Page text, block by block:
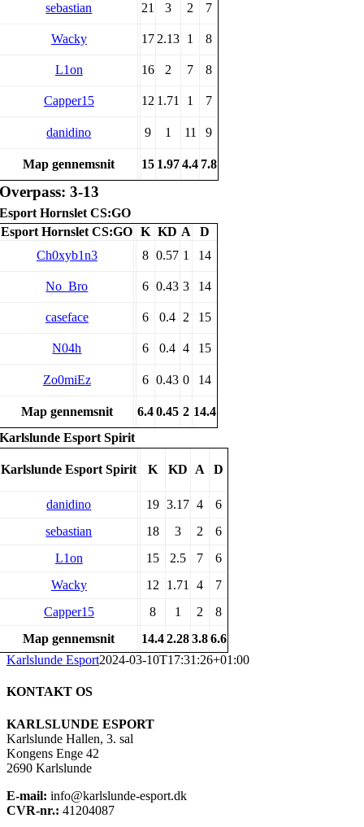
sebastian
21 3 2 7
Wacky 17 2.13 1 8
L1on 16 2 7 8
Capper15 12 1.71 1 7
danidino 9 1 11 9
Map gennemsnit 15 1.974.4 7.8
Overpass: 3-13
Esport Hornslet CS:GO
Esport Hornslet CS:GO
K KD A
D
Ch0xyb1n3
8 0.57 1 14
No_Bro 6 0.43 3 14
caseface 6 0.4 2 15
N04h 6 0.4 4 15
Zo0miEz 6 0.43 0 14
Map gennemsnit 6.40.45 2 14.4
Karlslunde Esport Spirit
Karlslunde Esport Spirit K KD A D
danidino 19 3.17 4
6
sebastian
18 3 2
6
L1on
15 2.5 7
6
Wacky
12 1.71 4
7
Capper15
8 1 2
8
Map gennemsnit
14.42.283.86.6
Karlslunde Esport2024-03-10T17:31:26+01:00
KONTAKT OS
KARLSLUNDE ESPORT
Karlslunde Hallen, 3. sal
Kongens Enge 42
2690 Karlslunde
E-mail: info@karlslunde-esport.dk
CVR-nr.: 41204087